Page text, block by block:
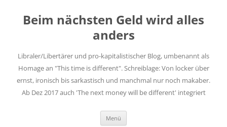
springen
Beim nächsten Geld wird alles
anders
Libraler/Libertärer und pro-kapitalistischer Blog, umbenannt als
Homage an "This time is different". Schreiblage: Von locker über
ernst, ironisch bis sarkastisch und manchmal nur noch makaber.
Ab Dez 2017 auch 'The next money will be different' integriert
Menü